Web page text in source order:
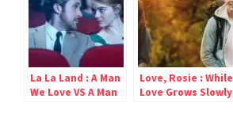
La La Land : A Man
We Love VS A Man
Love, Rosie : While
Love Grows Slowly